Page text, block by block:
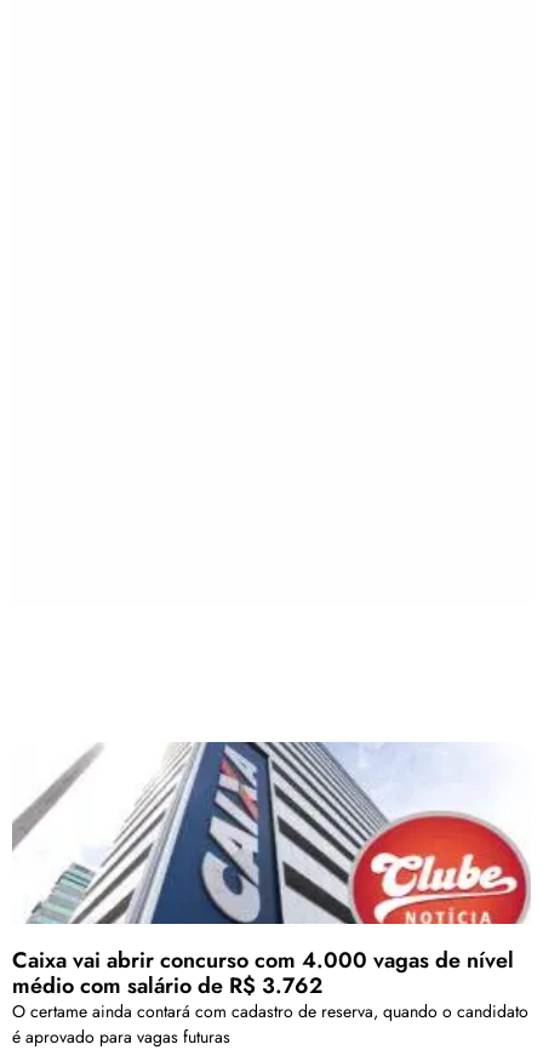
Caixa vai abrir concurso com 4.000 vagas de nível
médio com salário de R$ 3.762
O certame ainda contará com cadastro de reserva, quando o candidato
é aprovado para vagas futuras